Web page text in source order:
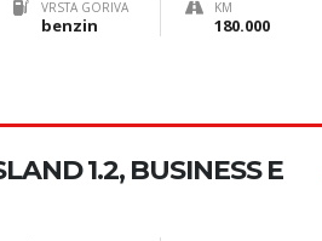
VRSTA GORIVA
benzin
KM
180.000
1.2, BUSINESS E